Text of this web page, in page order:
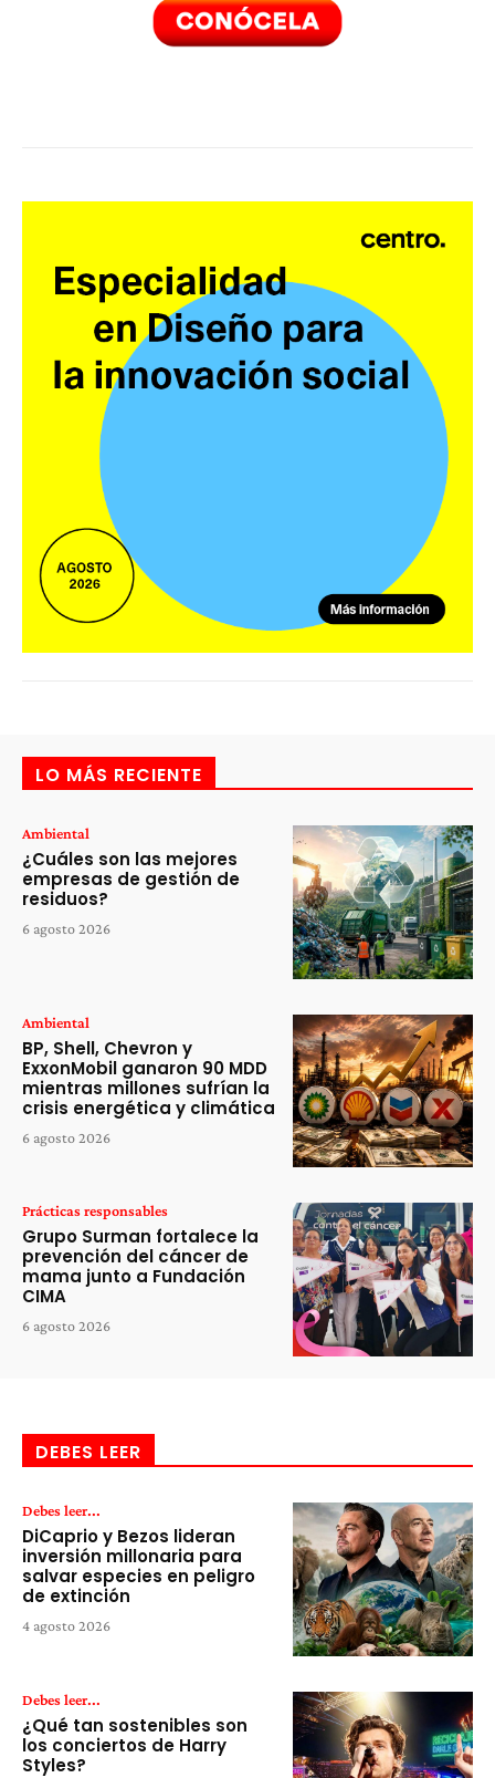
LO MÁS RECIENTE
Ambiental
¿Cuáles son las mejores
empresas de gestión de
residuos?
6 agosto 2026
Ambiental
BP, Shell, Chevron y
ExxonMobil ganaron 90 MDD
mientras millones sufrían la
crisis energética y climática
6 agosto 2026
Prácticas responsables
Grupo Surman fortalece la
prevención del cáncer de
mama junto a Fundación
CIMA
6 agosto 2026
DEBES LEER
Debes leer...
DiCaprio y Bezos lideran
inversión millonaria para
salvar especies en peligro
de extinción
4 agosto 2026
Debes leer...
¿Qué tan sostenibles son
los conciertos de Harry
Styles?